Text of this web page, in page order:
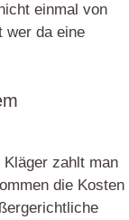
einmal von
wer da eine
zahlt man
die Kosten